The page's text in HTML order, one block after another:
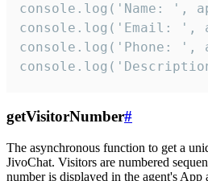
console.log('Name: ',
console.log('Email: ',
console.log('Phone: ',
getVisitorNumber#
The asynchronous function to get a
JivoChat. Visitors are numbered
number is displayed in the agent's App